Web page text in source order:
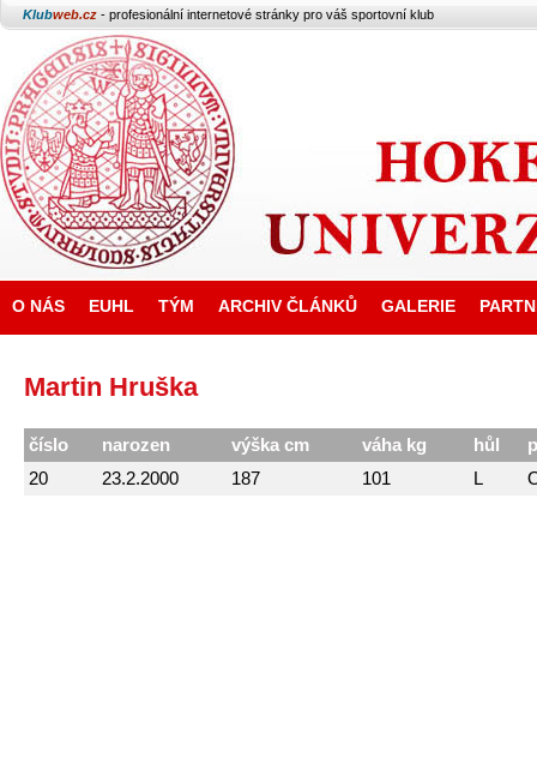
Klubweb.cz - profesionální internetové stránky pro váš sportovní klub
O NÁS EUHL TÝM ARCHIV ČLÁNKŮ GALERIE
Martin Hruška
číslo narozen výška cm váha kg hůl
20
23.2.2000 187 101 L